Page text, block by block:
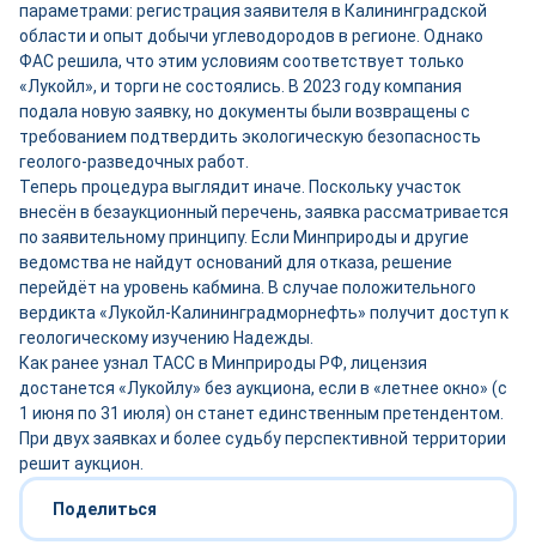
параметрами: регистрация заявителя в Калининградской
области и опыт добычи углеводородов в регионе. Однако
ФАС решила, что этим условиям соответствует только
«Лукойл», и торги не состоялись. В 2023 году компания
подала новую заявку, но документы были возвращены с
требованием подтвердить экологическую безопасность
геолого-разведочных работ.
Теперь процедура выглядит иначе. Поскольку участок
внесён в безаукционный перечень, заявка рассматривается
по заявительному принципу. Если Минприроды и другие
ведомства не найдут оснований для отказа, решение
перейдёт на уровень кабмина. В случае положительного
вердикта «Лукойл-Калининградморнефть» получит доступ к
геологическому изучению Надежды.
Как ранее узнал ТАСС в Минприроды РФ, лицензия
достанется «Лукойлу» без аукциона, если в «летнее окно» (с
1 июня по 31 июля) он станет единственным претендентом.
При двух заявках и более судьбу перспективной территории
решит аукцион.
Поделиться